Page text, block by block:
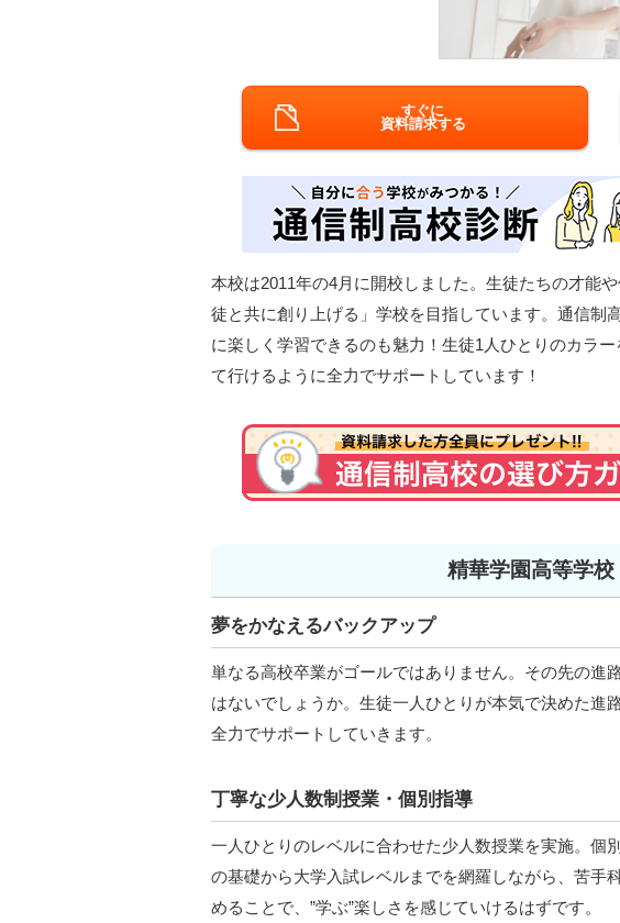
すぐに
資料請求する
本校は2011年の4月に開校しました。生徒たちの才能
徒と共に創り上げる」学校を目指しています。通信制
に楽しく学習できるのも魅力！生徒1人ひとりのカラ
て行けるように全力でサポートしています！
精華学園高等学
夢をかなえるバックアップ
単なる高校卒業がゴールではありません。その先の進
はないでしょうか。生徒一人ひとりが本気で決めた進
全力でサポートしていきます。
丁寧な少人数制授業・個別指導
一人ひとりのレベルに合わせた少人数授業を実施。個
の基礎から大学入試レベルまでを網羅しながら、苦手
めることで、”学ぶ”楽しさを感じていけるはずです。